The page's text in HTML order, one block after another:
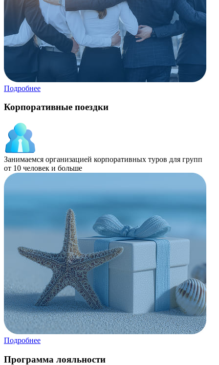
Подробнее
Корпоративные поездки
Занимаемся организацией корпоративных туров для групп
от 10 человек и больше
Подробнее
Программа лояльности